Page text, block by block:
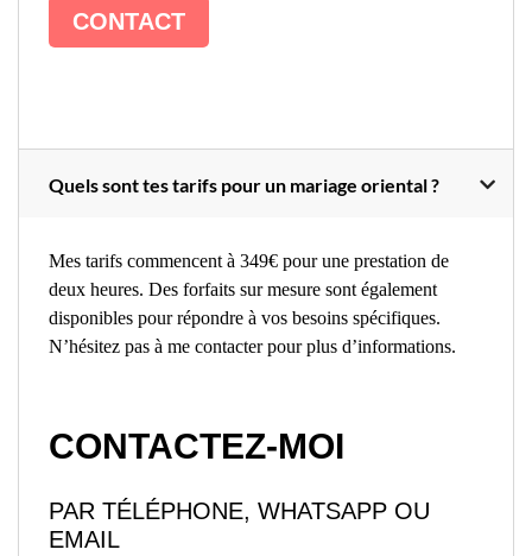
CONTACT
Quels sont tes tarifs pour un mariage oriental ?
Mes tarifs commencent à 349€ pour une prestation de
deux heures. Des forfaits sur mesure sont également
disponibles pour répondre à vos besoins spécifiques.
N’hésitez pas à me contacter pour plus d’informations.
CONTACTEZ-MOI
PAR TÉLÉPHONE, WHATSAPP OU
EMAIL